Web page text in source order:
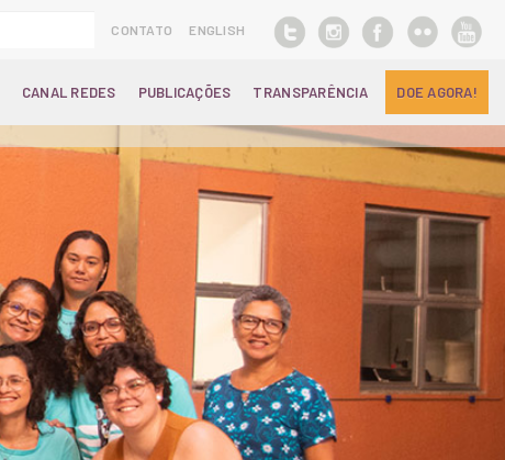
CONTATO ENGLISH
CANAL REDES PUBLICAÇÕES TRANSPARÊNCIA DOE AGORA!